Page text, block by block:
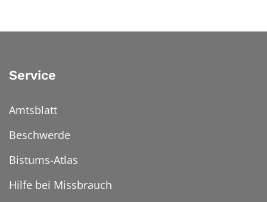
Service
Amtsblatt
Beschwerde
Bistums-Atlas
Hilfe bei Missbrauch